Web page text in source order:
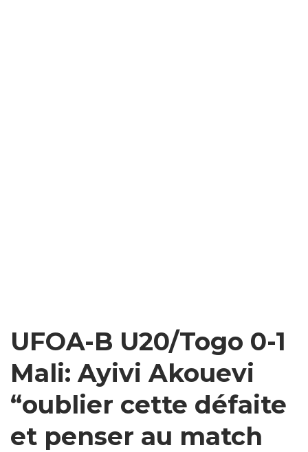
UFOA-B U20/Togo 0-1
Mali: Ayivi Akouevi
“oublier cette défaite
et penser au match